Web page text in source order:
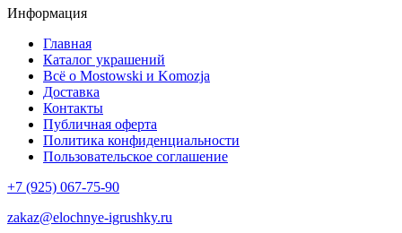
Информация
Главная
Каталог украшений
Всё о Mostowski и Komozja
Доставка
Контакты
Публичная оферта
Политика конфиденциальности
Пользовательское соглашение
+7 (925) 067-75-90
zakaz@elochnye-igrushky.ru